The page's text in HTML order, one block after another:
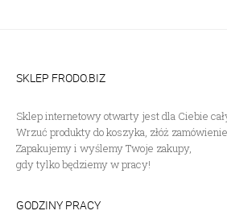
SKLEP FRODO.BIZ
Sklep internetowy otwarty jest dla Ciebie
Wrzuć produkty do koszyka, złóż
Zapakujemy i wyślemy Twoje zakupy,
gdy tylko będziemy w pracy!
GODZINY PRACY